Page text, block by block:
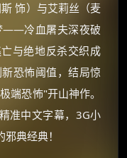
饰）与艾莉丝（麦
——冷血屠夫深夜破
与绝地反杀交织成
恐怖阈值，结局惊
端恐怖"开山神作。
准中文字幕，3G小
典经典！